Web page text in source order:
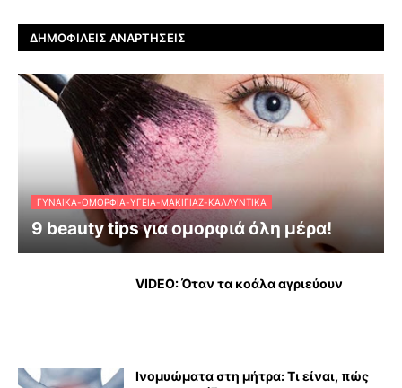
ΔΗΜΟΦΙΛΕΊΣ ΑΝΑΡΤΉΣΕΙΣ
ΓΥΝΑΊΚΑ-ΟΜΟΡΦΙΆ-ΥΓΕΊΑ-ΜΑΚΙΓΙΆΖ-ΚΑΛΛΥΝΤΙΚΆ
9 beauty tips για ομορφιά όλη μέρα!
VIDEO: Όταν τα κοάλα αγριεύουν
Ινομυώματα στη μήτρα: Τι είναι, πώς